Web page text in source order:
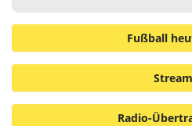
Fußball
Radio-